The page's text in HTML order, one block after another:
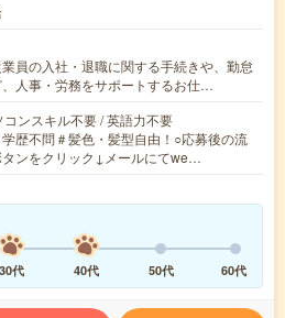
業員の入社・退職に関する手続きや、勤怠
人事・労務をサポートするお仕…
コンスキル不要 / 英語力不要
歴不問＃髪色・髪型自由！○応募後の流
ンをクリック↓メールにてwe…
30代 40代 50代 60代